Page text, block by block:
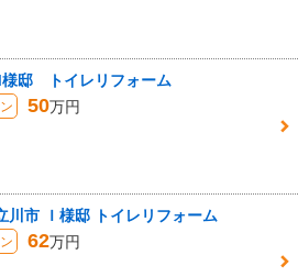
様邸 トイレリフォーム
50万円
川市 Ｉ様邸 トイレリフォーム
62万円